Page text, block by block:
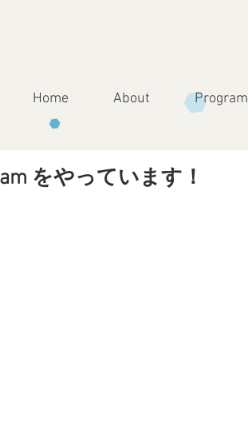
Home About Program
をやっています！